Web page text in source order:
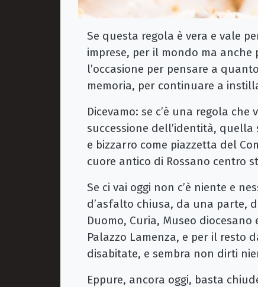
Se questa regola è vera e vale
imprese, per il mondo ma
l’occasione per pensare a
memoria, per continuare a
Dicevamo: se c’è una regola
successione dell’identità,
e bizzarro come piazzetta del
cuore antico di Rossano centro
Se ci vai oggi non c’è niente e
d’asfalto chiusa, da una parte,
Duomo, Curia, Museo
Palazzo Lamenza, e per il resto
disabitate, e sembra non dirti
Eppure, ancora oggi, basta